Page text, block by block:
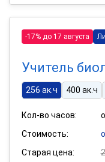
-17% до 17 августа
Учитель
256 ак.ч 400 ак.ч
Кол-во часов:
Стоимость:
Старая цена: